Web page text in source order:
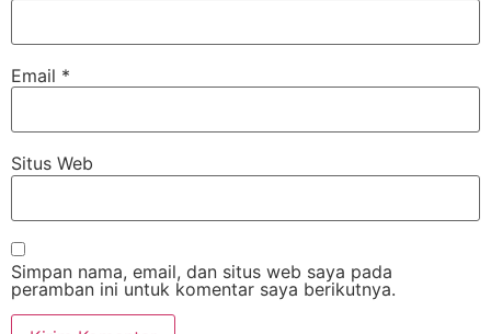
Email *
Situs Web
Simpan nama, email, dan situs web saya pada
peramban ini untuk komentar saya berikutnya.